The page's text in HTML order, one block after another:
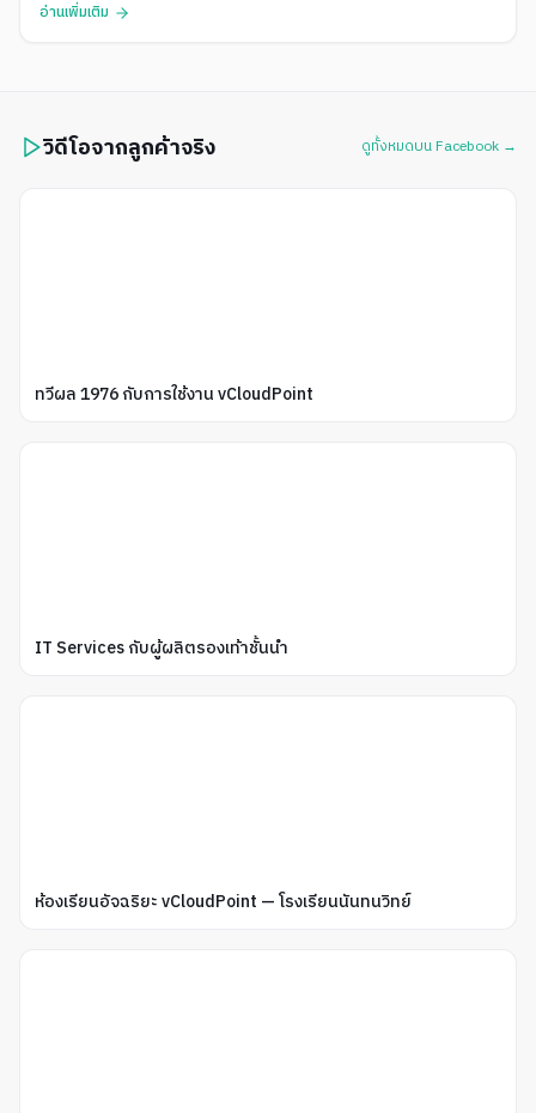
อ่านเพิ่มเติม
วิดีโอจากลูกค้าจริง ดูทั้งหมดบน Facebook →
ทวีผล 1976 กับการใช้งาน vCloudPoint
IT Services กับผู้ผลิตรองเท้าชั้นนำ
ห้องเรียนอัจฉริยะ vCloudPoint — โรงเรียนนันทนวิทย์